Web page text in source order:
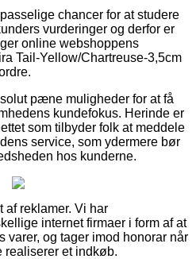
chancer for at studere
vurderinger og derfor er
online webshoppens
Tail-Yellow/Chartreuse-3,5cm
pæne muligheder for at få
kundefokus. Herinde er
som tilbyder folk at meddele
service, som ydermere bør
hos kunderne.
af reklamer. Vi har
internet firmaer i form af at
varer, og tager imod honorar når
realiserer et indkøb.